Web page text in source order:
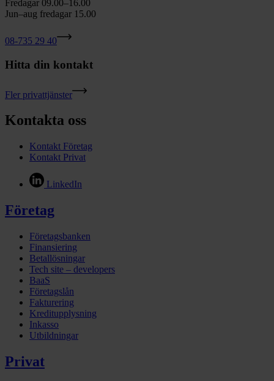
Fredagar 09.00–16.00
Jun–aug fredagar 15.00
08-735 29 40
Hitta din kontakt
Fler privattjänster
Kontakta oss
Kontakt Företag
Kontakt Privat
LinkedIn
Företag
Företagsbanken
Finansiering
Betallösningar
Tech site – developers
BaaS
Företagslån
Fakturering
Kreditupplysning
Inkasso
Utbildningar
Privat